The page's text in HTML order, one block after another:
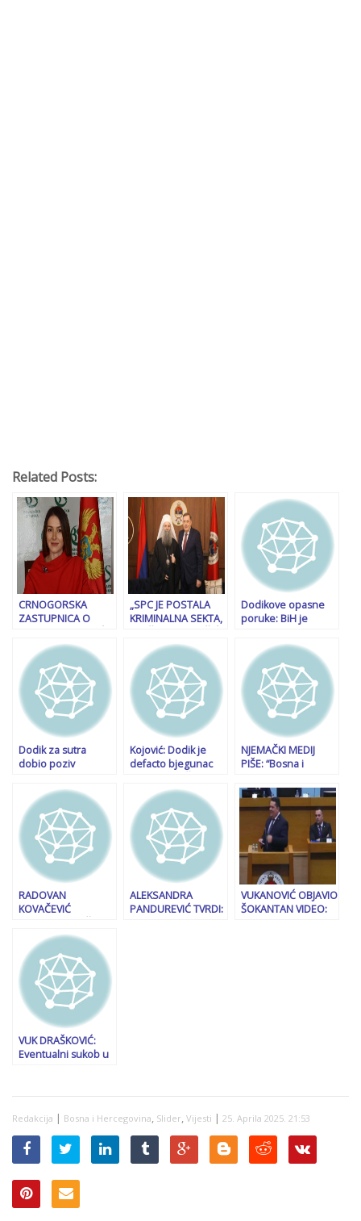
Related Posts:
CRNOGORSKA
ZASTUPNICA O
I DODIKA: Pusti
snovi o “srpskom
svetu”, bilo je i bit će
cjelovite BiH!
„SPC JE POSTALA
KRIMINALNA SEKTA,
I TEBI…“: Burne
reakcije nakon
istupa Milorada
Dodika…
Dodikove opasne
poruke: BiH je
Svaki pokušaj upada
iz Federacije s
namjerom da
prijete silom bit će
na isti način
otklonjen
Dodik za sutra
dobio poziv
odmah poručio da
neće doći; slijedi li
potjernica?
Kojović: Dodik je
defacto bjegunac
je osuđen i nastavio
je iz sata u sat
praviti krivična djela
NJEMAČKI MEDIJ
PIŠE: “Bosna i
sukoba, alarm u
Sarajevu”
RADOVAN
KOVAČEVIĆ
“Vukanović i ostali
vazali iz kinder
jajeta usamljeni
čekaju mrvice sa
sarajevskog stola”
ALEKSANDRA
PANDUREVIĆ TVRDI:
VUKANOVIĆ OBJAVIO
ŠOKANTAN VIDEO:
VUK DRAŠKOVIĆ:
Eventualni sukob u
Sjevernu
je u pitanju Dodikov
bijeg u Rusiju…
Redakcija | Bosna i Hercegovina, Slider, Vijesti | 25. Aprila 2025. 21:53